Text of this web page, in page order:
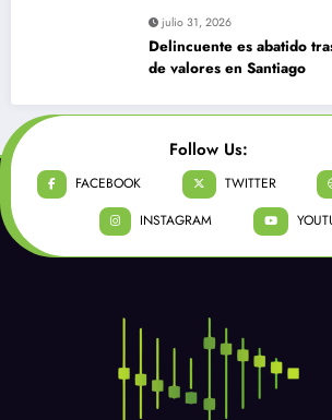
julio 31, 2026
Delincuente es abatido
de valores en Santiago
Follow Us:
FACEBOOK TWITTER
INSTAGRAM